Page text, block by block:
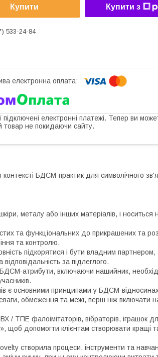
Купити Купити з
533-24-84
підключені електронні платежі. Тепер ви
товар не покидаючи сайту.
БДСМ-практик для символічного
металу або інших матеріалів, і носиться
та функціональних до прикрашених та
та контролю.
підкорятися і бути владним партнером,
за підлеглого.
атрибути, включаючи нашийник,
є основними принципами у БДСМ-
обмеження та межі, перш ніж включати
/ ТПЕ фалоімітаторів, вібраторів, іграшок
щоб допомогти клієнтам створювати кращі
створила процеси, інструменти та